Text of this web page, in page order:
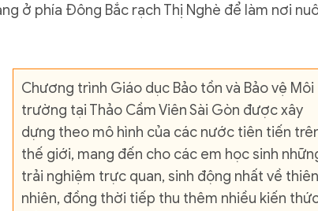
ở phía Đông Bắc rạch Thị Nghè để làm nơi
Chương trình Giáo dục Bảo tồn và Bảo vệ Môi
trường tại Thảo Cầm Viên Sài Gòn được xây
dựng theo mô hình của các nước tiên tiến
thế giới, mang đến cho các em học sinh
trải nghiệm trực quan, sinh động nhất về thiên
nhiên, đồng thời tiếp thu thêm nhiều kiến